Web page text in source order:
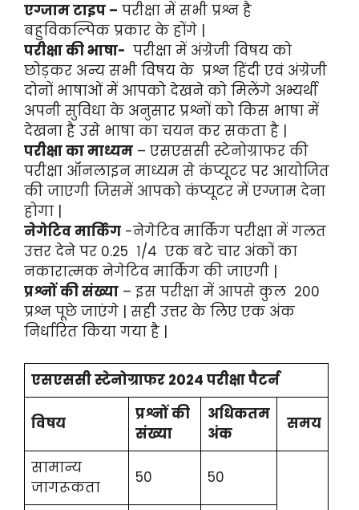
एग्जाम टाइप – परीक्षा में सभी प्रश्न है
बहुविकल्पिक प्रकार के होंगे |
परीक्षा की भाषा- परीक्षा में अंग्रेजी विषय को
छोड़कर अन्य सभी विषय के प्रश्न हिंदी एवं अंग्रेजी
दोनों भाषाओं में आपको देखने को मिलेंगे अभ्यर्थी
अपनी सुविधा के अनुसार प्रश्नों को किस भाषा में
देखना है उसे भाषा का चयन कर सकता है |
परीक्षा का माध्यम – एसएससी स्टेनोग्राफर की
परीक्षा ऑनलाइन माध्यम से कंप्यूटर पर आयोजित
की जाएगी जिसमें आपको कंप्यूटर में एग्जाम देना
होगा |
नेगेटिव मार्किंग -नेगेटिव मार्किंग परीक्षा में गलत
उत्तर देने पर 0.25 १/४ एक बटे चार अंकों का
नकारात्मक नेगेटिव मार्किंग की जाएगी |
प्रश्नों की संख्या – इस परीक्षा में आपसे कुल 200
प्रश्न पूछे जाएंगे | सही उत्तर के लिए एक अंक
निर्धारित किया गया है |
एसएससी स्टेनोग्राफर 2024 परीक्षा पैटर्न
विषय
प्रश्नों की
संख्या
अधिकतम
अंक
समय
सामान्य
जागरूकता
50 50